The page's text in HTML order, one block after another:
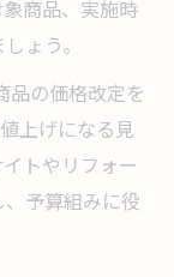
の管理術
ーム戦略
商品、実施時
ょう。
品の価格改定を
上げになる見
トやリフォー
予算組みに役